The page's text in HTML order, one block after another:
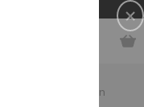
коллекция Sylvan